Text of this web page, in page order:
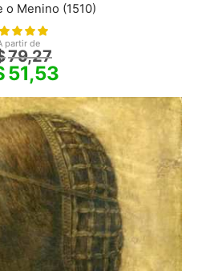
o Menino (1510)
partir de
79,27
51,53